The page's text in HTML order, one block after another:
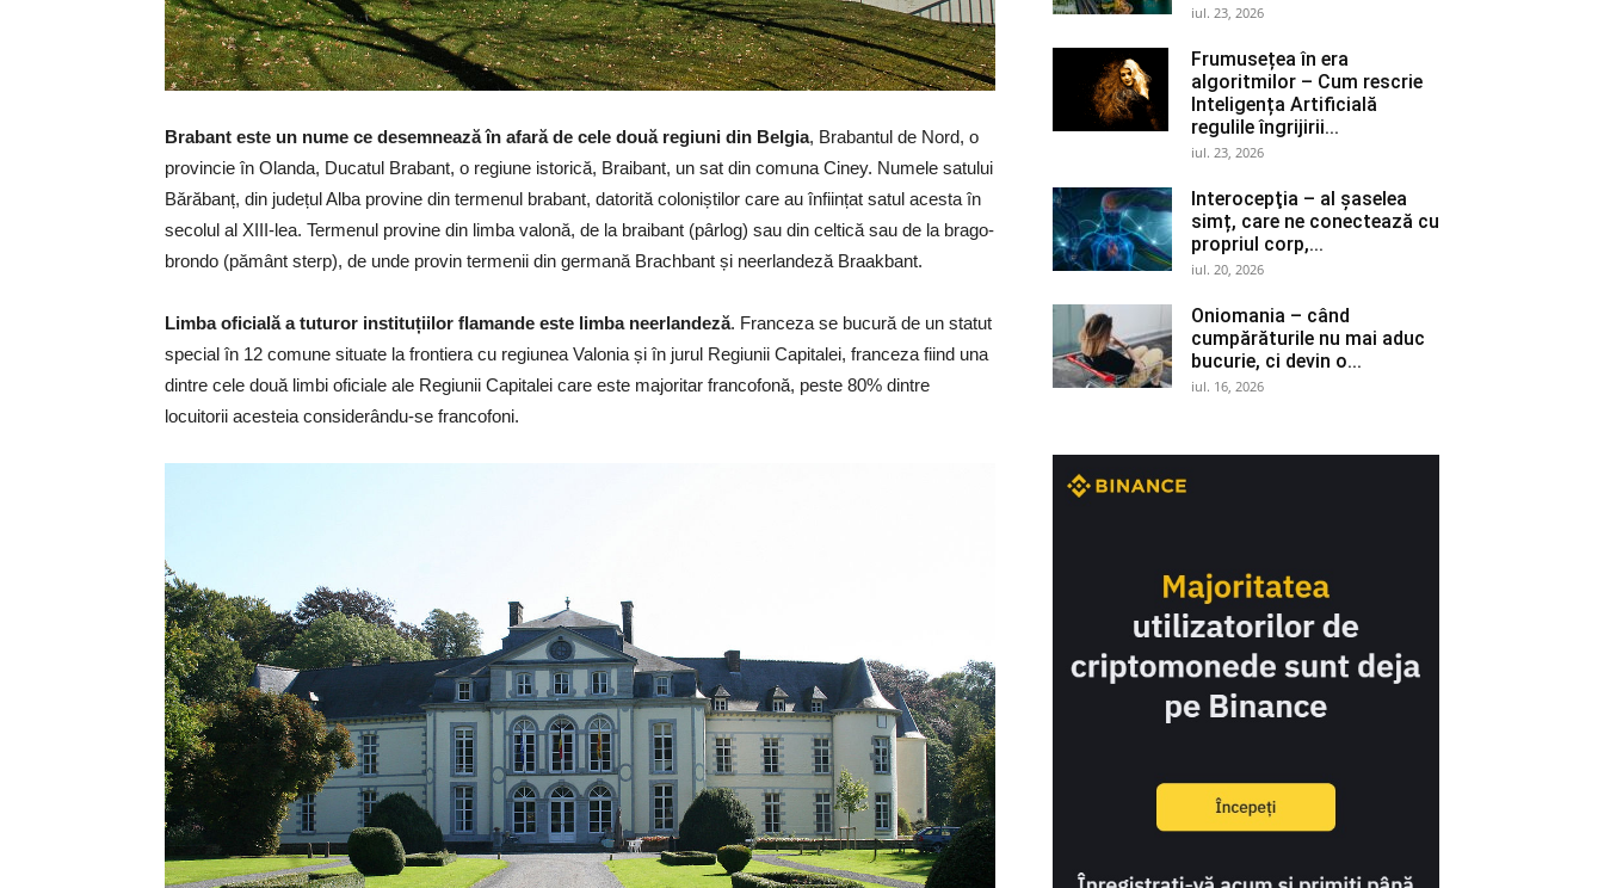
Brabant este un nume ce desemnează în afară de cele două regiuni din Belgia, Brabantul de Nord, o
provincie în Olanda, Ducatul Brabant, o regiune istorică, Braibant, un sat din comuna Ciney. Numele satului
Bărăbanț, din județul Alba provine din termenul brabant, datorită coloniștilor care au înființat satul acesta în
secolul al XIII-lea. Termenul provine din limba valonă, de la braibant (pârlog) sau din celtică sau de la brago-
brondo (pământ sterp), de unde provin termenii din germană Brachbant și neerlandeză Braakbant.
Limba oficială a tuturor instituțiilor flamande este limba neerlandeză. Franceza se bucură de un statut
special în 12 comune situate la frontiera cu regiunea Valonia și în jurul Regiunii Capitalei, franceza fiind una
dintre cele două limbi oficiale ale Regiunii Capitalei care este majoritar francofonă, peste 80% dintre
locuitorii acesteia considerându-se francofoni.
iul. 23, 2026
Frumusețea în era
algoritmilor – Cum rescrie
Inteligența Artificială
regulile îngrijirii...
iul. 23, 2026
Interocepţia – al șaselea
simț, care ne conectează cu
propriul corp,...
iul. 20, 2026
Oniomania – când
cumpărăturile nu mai aduc
bucurie, ci devin o...
iul. 16, 2026